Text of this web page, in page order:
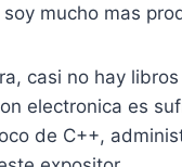
mucho mas
casi no hay
electronica es
de C++,